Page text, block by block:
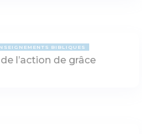
BIBLIQUES
l’action de grâce